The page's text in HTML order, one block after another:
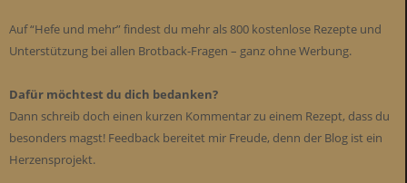
Auf “Hefe und mehr” findest du mehr als 800 kostenlose Rezepte und
Unterstützung bei allen Brotback-Fragen – ganz ohne Werbung.
Dafür möchtest du dich bedanken?
Dann schreib doch einen kurzen Kommentar zu einem Rezept, dass du
besonders magst! Feedback bereitet mir Freude, denn der Blog ist ein
Herzensprojekt.